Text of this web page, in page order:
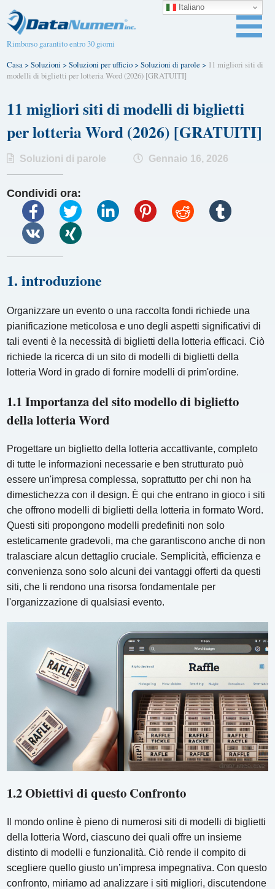
Rimborso garantito entro 30 giorni
Casa>Soluzioni >Soluzioni per ufficio>Soluzioni di parole > 11 migliori siti di
modelli di biglietti per lotteria Word (2026) [GRATUITI]
11 migliori siti di modelli di biglietti
per lotteria Word (2026) [GRATUITI]
Soluzioni di parole Gennaio 16, 2026
Condividi ora:
1. introduzione
Organizzare un evento o una raccolta fondi richiede una
pianificazione meticolosa e uno degli aspetti significativi di
tali eventi è la necessità di biglietti della lotteria efficaci. Ciò
richiede la ricerca di un sito di modelli di biglietti della
lotteria Word in grado di fornire modelli di prim'ordine.
1.1 Importanza del sito modello di biglietto
della lotteria Word
Progettare un biglietto della lotteria accattivante, completo
di tutte le informazioni necessarie e ben strutturato può
essere un'impresa complessa, soprattutto per chi non ha
dimestichezza con il design. È qui che entrano in gioco i siti
che offrono modelli di biglietti della lotteria in formato Word.
Questi siti propongono modelli predefiniti non solo
esteticamente gradevoli, ma che garantiscono anche di non
tralasciare alcun dettaglio cruciale. Semplicità, efficienza e
convenienza sono solo alcuni dei vantaggi offerti da questi
siti, che li rendono una risorsa fondamentale per
l'organizzazione di qualsiasi evento.
1.2 Obiettivi di questo Confronto
Il mondo online è pieno di numerosi siti di modelli di biglietti
della lotteria Word, ciascuno dei quali offre un insieme
distinto di modelli e funzionalità. Ciò rende il compito di
scegliere quello giusto un’impresa impegnativa. Con questo
confronto, miriamo ad analizzare i siti migliori, discutendone
Italiano